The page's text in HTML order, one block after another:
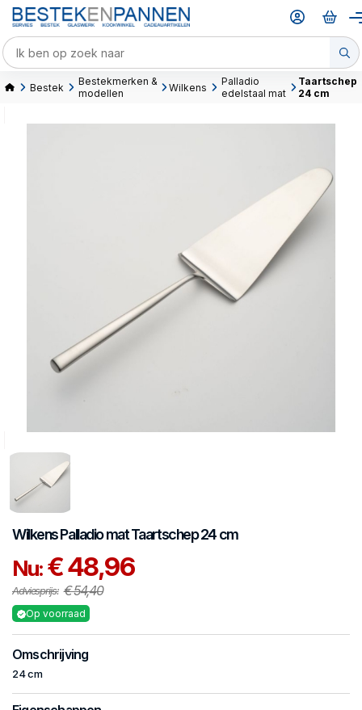
Bestek
Bestekmerken &
modellen
Wilkens
Palladio
edelstaal mat
Taartschep
24 cm
WilkensPalladio matTaartschep 24 cm
Nu:€ 48,96
Adviesprijs: € 54,40
Op voorraad
Omschrijving
24 cm